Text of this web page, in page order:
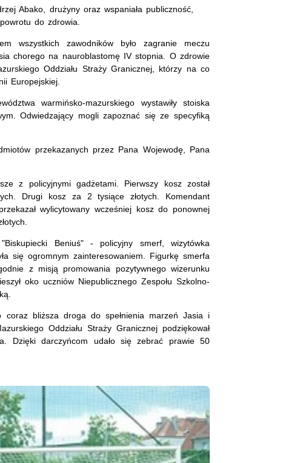
Abako, drużyny oraz wspaniała publiczność,
do zdrowia.
zawodników było zagranie meczu
chorego na nauroblastomę IV stopnia. O zdrowie
Oddziału Straży Granicznej, którzy na co
Europejskiej.
warmińsko-mazurskiego wystawiły stoiska
Odwiedzający mogli zapoznać się ze specyfiką
przekazanych przez Pana Wojewodę, Pana
z policyjnymi gadżetami. Pierwszy kosz został
Drugi kosz za 2 tysiące złotych. Komendant
wylicytowany wcześniej kosz do ponownej
Beniuś" - policyjny smerf, wizytówka
się ogromnym zainteresowaniem. Figurkę smerfa
z misją promowania pozytywnego wizerunku
oko uczniów Niepublicznego Zespołu Szkolno-
coraz bliższa droga do spełnienia marzeń Jasia i
Oddziału Straży Granicznej podziękował
Dzięki darczyńcom udało się zebrać prawie 50